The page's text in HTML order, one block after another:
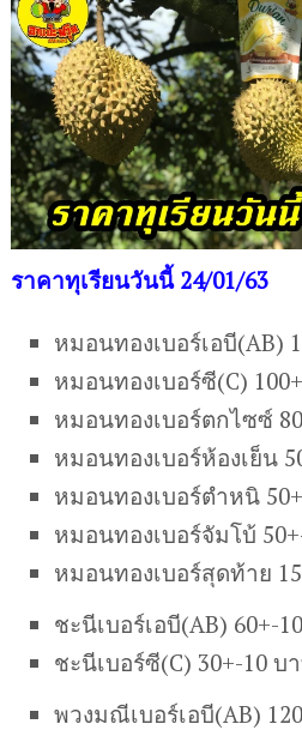
ราคาทุเรียนวันนี้ 24/01/63
หมอนทองเบอร์เอบี(AB)
หมอนทองเบอร์ซี(C)
หมอนทองเบอร์ตกไซซ์
หมอนทองเบอร์ห้องเย็น
หมอนทองเบอร์ตำหนิ
หมอนทองเบอร์จัมโบ้
หมอนทองเบอร์สุดท้าย
ชะนีเบอร์เอบี(AB) 60+-
ชะนีเบอร์ซี(C) 30+-10 บ
พวงมณีเบอร์เอบี(AB)